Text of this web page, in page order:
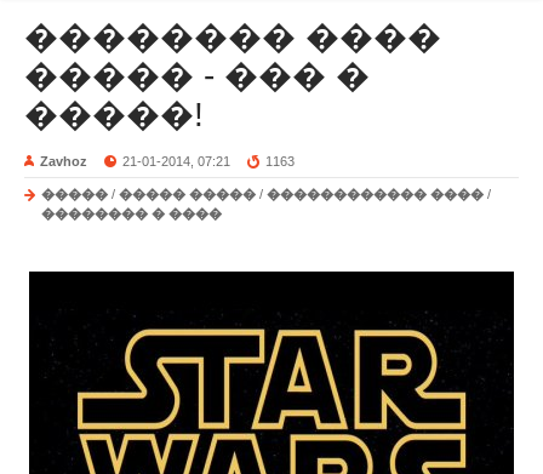
�������� ����
����� - ��� �
�����!
Zavhoz 21-01-2014, 07:21 1163
����� / ����� ����� / ������������ ���� /
�������� � ����